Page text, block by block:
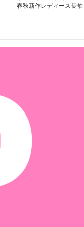
春秋新作レディース長袖